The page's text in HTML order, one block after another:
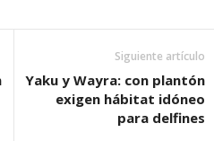
Siguiente artículo
Yaku y Wayra: con plantón
exigen hábitat idóneo
para delfines